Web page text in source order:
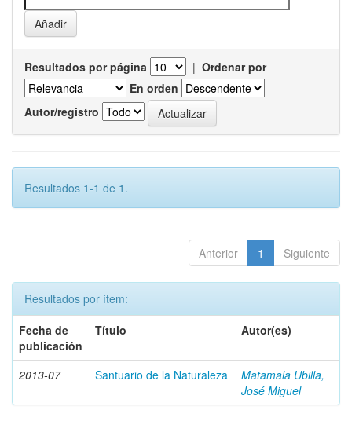
Resultados por página | Ordenar por
En orden
Autor/registro
Resultados 1-1 de 1.
Anterior 1 Siguiente
Resultados por ítem:
Fecha de
publicación
Título Autor(es)
2013-07 Santuario de la Naturaleza
Matamala Ubilla,
José Miguel